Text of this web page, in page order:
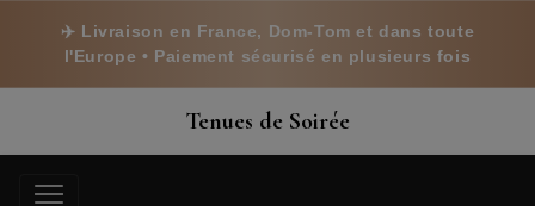
✈️ Livraison en France, Dom-Tom et dans toute
l'Europe • Paiement sécurisé en plusieurs fois
Tenues de Soirée